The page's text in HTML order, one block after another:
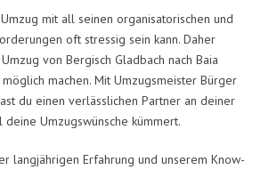
mit all seinen organisatorischen und
oft stressig sein kann. Daher
von Bergisch Gladbach nach Baia
machen. Mit Umzugsmeister Bürger
du einen verlässlichen Partner an deiner
Umzugswünsche kümmert.
langjährigen Erfahrung und unserem Know-